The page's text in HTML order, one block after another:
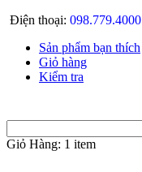
Điện thoại: 098.779.4000
Sản phẩm bạn thích
Giỏ hàng
Kiểm tra
Giỏ Hàng: 1 item